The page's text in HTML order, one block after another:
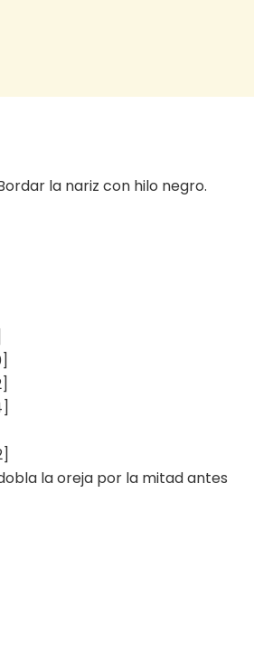
la nariz con hilo negro.
la oreja por la mitad antes